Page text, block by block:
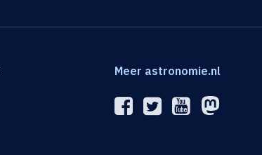
Meer astronomie.nl